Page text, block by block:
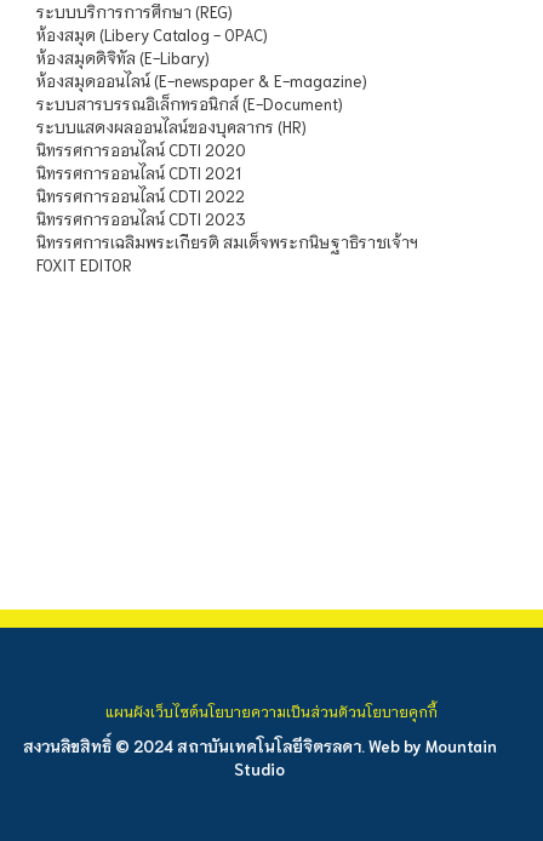
ระบบบริการการศึกษา (REG)
ห้องสมุด (Libery Catalog - OPAC)
ห้องสมุดดิจิทัล (E-Libary)
ห้องสมุดออนไลน์ (E-newspaper & E-magazine)
ระบบสารบรรณอิเล็กทรอนิกส์ (E-Document)
ระบบแสดงผลออนไลน์ของบุคลากร (HR)
นิทรรศการออนไลน์ CDTI 2020
นิทรรศการออนไลน์ CDTI 2021
นิทรรศการออนไลน์ CDTI 2022
นิทรรศการออนไลน์ CDTI 2023
นิทรรศการเฉลิมพระเกียรติ สมเด็จพระกนิษฐาธิราชเจ้าฯ
FOXIT EDITOR
สงวนลิขสิทธิ์ © 2024 สถาบันเทคโนโลยีจิตรลดา. Web by Mountain
Studio
แผนผังเว็บไซต์นโยบายความเป็นส่วนตัวนโยบายคุกกี้